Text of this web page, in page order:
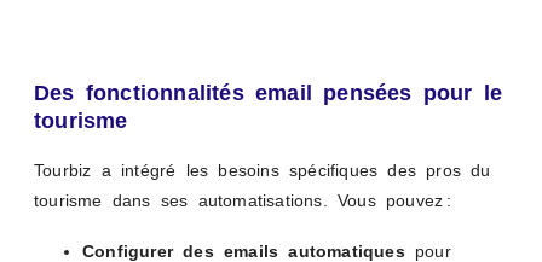
Des fonctionnalités email pensées pour le
tourisme
Tourbiz a intégré les besoins spécifiques des pros du
tourisme dans ses automatisations. Vous pouvez :
Configurer des emails automatiquespour